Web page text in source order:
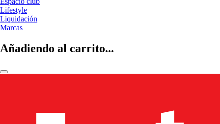
Lifestyle
Liquidación
Marcas
Añadiendo al carrito...